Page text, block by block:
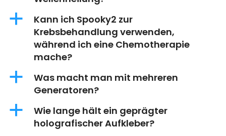
a
Kann ich Spooky2 zur
Krebsbehandlung verwenden,
während ich eine Chemotherapie
mache?
a
Was macht man mit mehreren
Generatoren?
a
Wie lange hält ein geprägter
holografischer Aufkleber?